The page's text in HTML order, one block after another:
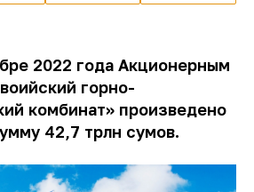
2022 года Акционерным
горно-
комбинат» произведено
42,7 трлн сумов.